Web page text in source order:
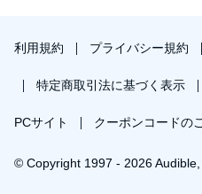
利用規約 プライバシー規約
特定商取引法に基づく表示
PCサイト クーポンコードの
© Copyright 1997 - 2026